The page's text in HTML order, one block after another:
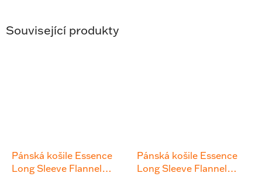
Související produkty
Pánská košile Essence
Long Sleeve Flannel
Pánská košile Essence
Long Sleeve Flannel